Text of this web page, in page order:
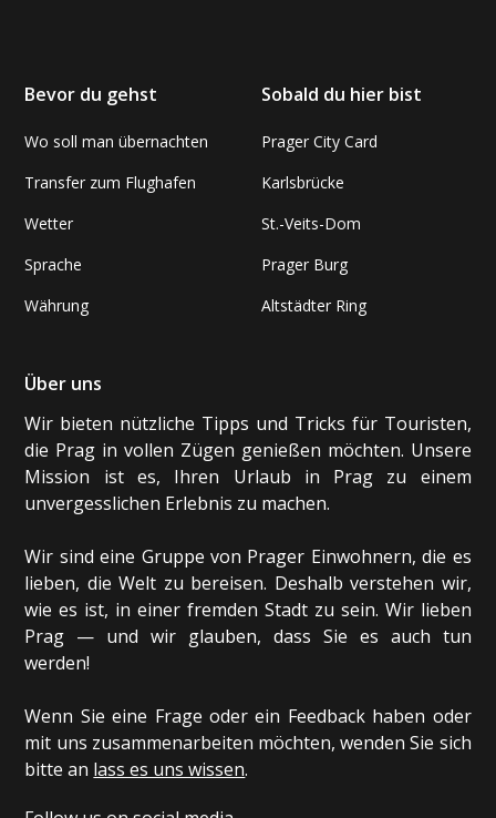
Bevor du gehst
Wo soll man übernachten
Transfer zum Flughafen
Wetter
Sprache
Währung
Sobald du hier bist
Prager City Card
Karlsbrücke
St.-Veits-Dom
Prager Burg
Altstädter Ring
Über uns
Wir bieten nützliche Tipps und Tricks für Touristen,
die Prag in vollen Zügen genießen möchten. Unsere
Mission ist es, Ihren Urlaub in Prag zu einem
unvergesslichen Erlebnis zu machen.
Wir sind eine Gruppe von Prager Einwohnern, die es
lieben, die Welt zu bereisen. Deshalb verstehen wir,
wie es ist, in einer fremden Stadt zu sein. Wir lieben
Prag — und wir glauben, dass Sie es auch tun
werden!
Wenn Sie eine Frage oder ein Feedback haben oder
mit uns zusammenarbeiten möchten, wenden Sie sich
bitte an lass es uns wissen.